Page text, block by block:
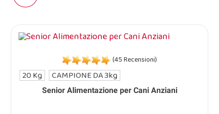
Senior Alimentazione per Cani Anziani
(45 Recensioni)
20 Kg CAMPIONE DA 3kg